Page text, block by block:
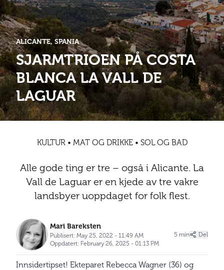
Kultur
Mat og drikke
Natur
Nyheter
Storby
Trender
Sør-Amerika
Abonnementsfordeler
Våre vilkår og personvernpolicy
Presse
Annonsere
Kontakt
Abonnementsfordeler
Digitalutgaver
Nyheter Safari Sol og bad
Spa og luksus Storby
Trender Vinter
Kontakt
ALICANTE, SPANIA
SJARMTRIOEN PÅ COSTA
BLANCA LA VALL DE
LAGUAR
KULTUR • MAT OG DRIKKE • SOL OG BAD
Alle gode ting er tre – også i Alicante. La
Vall de Laguar er en kjede av tre vakre
landsbyer uoppdaget for folk flest.
Mari Bareksten
Publisert: May 25, 2022 - 11:49 AM
Oppdatert: February 26, 2025 - 01:13 PM
5 min Del
Innsidertipset! Ekteparet Rebecca Wagner (36) og